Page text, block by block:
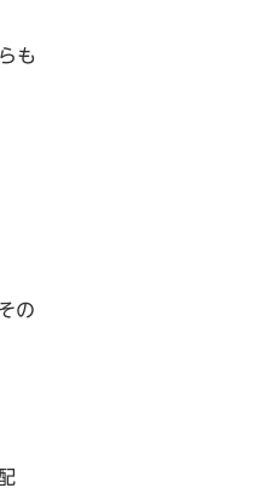
も
の